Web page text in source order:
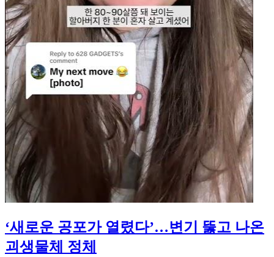
‘새로운 공포가 열렸다’…변기 뚫고 나온
괴생물체 정체